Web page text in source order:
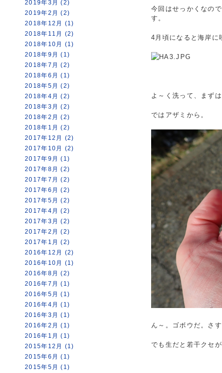
2019年3月 (2)
2019年2月 (2)
2018年12月 (1)
2018年11月 (2)
2018年10月 (1)
2018年9月 (1)
2018年7月 (2)
2018年6月 (1)
2018年5月 (2)
2018年4月 (2)
2018年3月 (2)
2018年2月 (2)
2018年1月 (2)
2017年12月 (2)
2017年10月 (2)
2017年9月 (1)
2017年8月 (2)
2017年7月 (2)
2017年6月 (2)
2017年5月 (2)
2017年4月 (2)
2017年3月 (2)
2017年2月 (2)
2017年1月 (2)
2016年12月 (2)
2016年10月 (1)
2016年8月 (2)
2016年7月 (1)
2016年5月 (1)
2016年4月 (1)
2016年3月 (1)
2016年2月 (1)
2016年1月 (1)
2015年12月 (1)
2015年6月 (1)
2015年5月 (1)
今回はせっかくなの
す。
4月頃になると海岸に
よ～く洗って、まず
ではアザミから。
ん～。ゴボウだ。さ
でも生だと若干クセ